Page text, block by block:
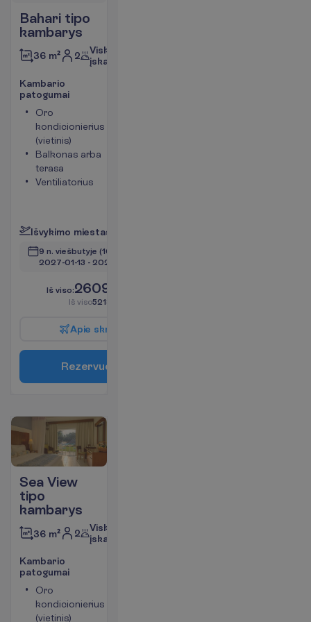
Bahari tipo
kambarys
36 m² 2
Viskas
įskaičiuota
Kambario
patogumai
Oro
kondicionierius
(vietinis)
Balkonas arba
terasa
Ventiliatorius
Išvykimo miestas
9 n. viešbutyje (10 n. iš viso)
2027-01-13 - 2027-01-23
Iš viso:2609.00
Iš viso5218.00
Apie skr
Rezervuo
Sea View
tipo
kambarys
36 m² 2
Viskas
įskaičiuota
Kambario
patogumai
Oro
kondicionierius
(vietinis)